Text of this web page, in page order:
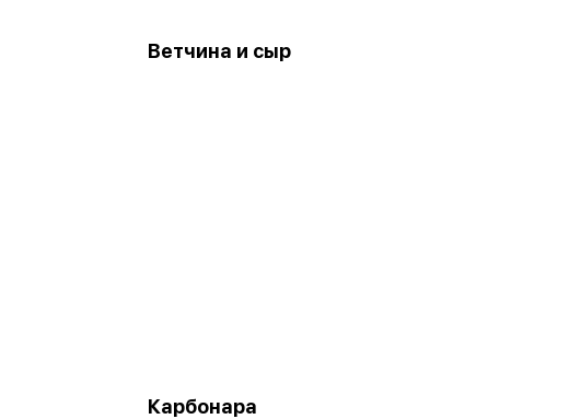
Ветчина и сыр
Карбонара